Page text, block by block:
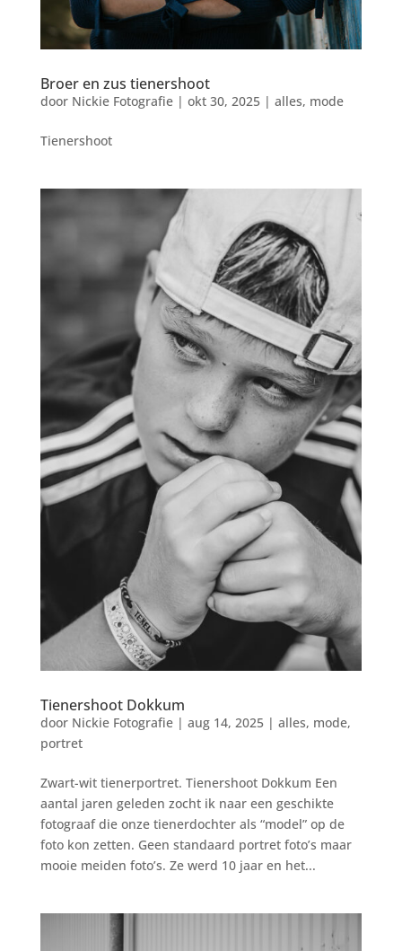
Broer en zus tienershoot
door Nickie Fotografie| okt 30, 2025| alles, mode
Tienershoot
Tienershoot Dokkum
door Nickie Fotografie| aug 14, 2025| alles, mode,
portret
Zwart-wit tienerportret. Tienershoot Dokkum Een
aantal jaren geleden zocht ik naar een geschikte
fotograaf die onze tienerdochter als “model” op de
foto kon zetten. Geen standaard portret foto’s maar
mooie meiden foto’s. Ze werd 10 jaar en het...